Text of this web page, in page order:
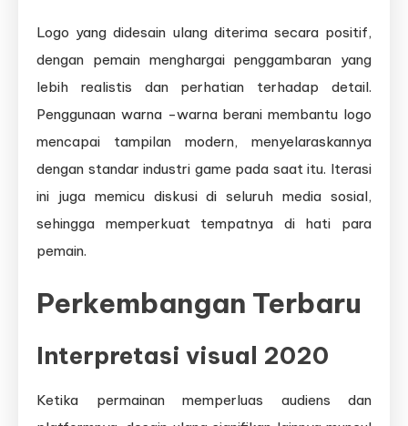
Logo yang didesain ulang diterima secara positif,
dengan pemain menghargai penggambaran yang
lebih realistis dan perhatian terhadap detail.
Penggunaan warna -warna berani membantu logo
mencapai tampilan modern, menyelaraskannya
dengan standar industri game pada saat itu. Iterasi
ini juga memicu diskusi di seluruh media sosial,
sehingga memperkuat tempatnya di hati para
pemain.
Perkembangan Terbaru
Interpretasi visual 2020
Ketika permainan memperluas audiens dan